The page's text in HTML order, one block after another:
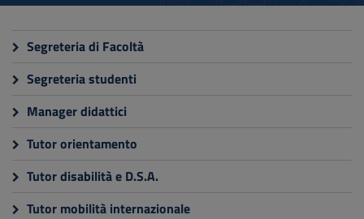
Go
Footer
Segreteria di Facoltà
Segreteria studenti
Manager didattici
Tutor orientamento
Tutor disabilità e D.S.A.
Tutor mobilità internazionale